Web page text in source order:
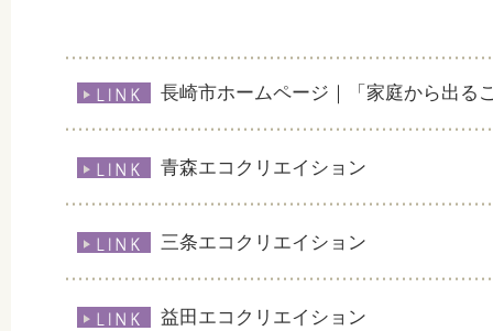
長崎市ホームページ｜「家庭から出る
青森エコクリエイション
三条エコクリエイション
益田エコクリエイション